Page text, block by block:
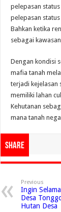
pelepasan
pelepasan
Bahkan ketika
sebagai
Dengan kondisi
mafia tanah
terjadi kejelasan
memiliki lahan
Kehutanan
mana tanah
Share
Previous
Ingin
Desa
Hutan Desa